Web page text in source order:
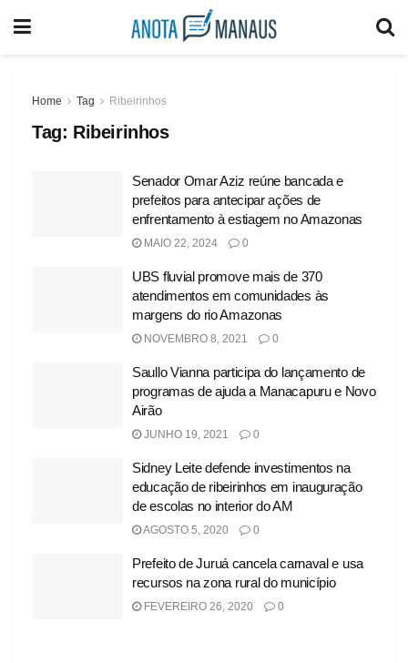
Home Tag Ribeirinhos
Tag: Ribeirinhos
Senador Omar Aziz reúne bancada e
prefeitos para antecipar ações de
enfrentamento à estiagem no Amazonas
MAIO 22, 2024 0
UBS fluvial promove mais de 370
atendimentos em comunidades às
margens do rio Amazonas
NOVEMBRO 8, 2021 0
Saullo Vianna participa do lançamento de
programas de ajuda a Manacapuru e Novo
Airão
JUNHO 19, 2021 0
Sidney Leite defende investimentos na
educação de ribeirinhos em inauguração
de escolas no interior do AM
AGOSTO 5, 2020 0
Prefeito de Juruá cancela carnaval e usa
recursos na zona rural do município
FEVEREIRO 26, 2020 0